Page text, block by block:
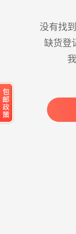
没有找
缺货登